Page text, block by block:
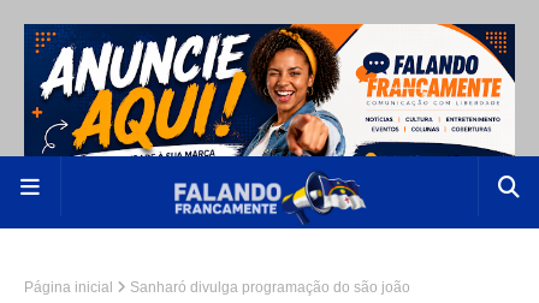
Página inicial Sanharó divulga programação do são joão